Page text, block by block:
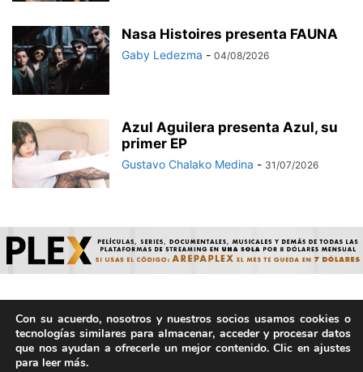
Nasa Histoires presenta FAUNA
Gaby Ledezma - 04/08/2026
Azul Aguilera presenta Azul, su
primer EP
Gustavo Chalako Medina - 31/07/2026
© ArepaVolatil.Com 2021-2025 - Hecho por humanos, no por
IA. | Todos los derechos reservados.
Con su acuerdo, nosotros y nuestros socios usamos cookies o
tecnologías similares para almacenar, acceder y procesar datos
que nos ayudan a ofrecerle un mejor contenido. Clic en ajustes
para leer más.